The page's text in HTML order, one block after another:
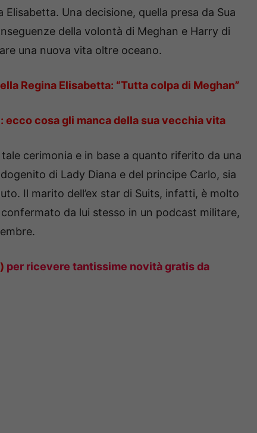
Una decisione, quella presa da Sua
della volontà di Meghan e Harry di
una nuova vita oltre oceano.
Regina Elisabetta: “Tutta colpa di Meghan”
ecco cosa gli manca della sua vecchia vita
cerimonia e in base a quanto riferito da una
di Lady Diana e del principe Carlo, sia
Il marito dell’ex star di Suits, infatti, è molto
da lui stesso in un podcast militare,
per ricevere tantissime novità gratis da